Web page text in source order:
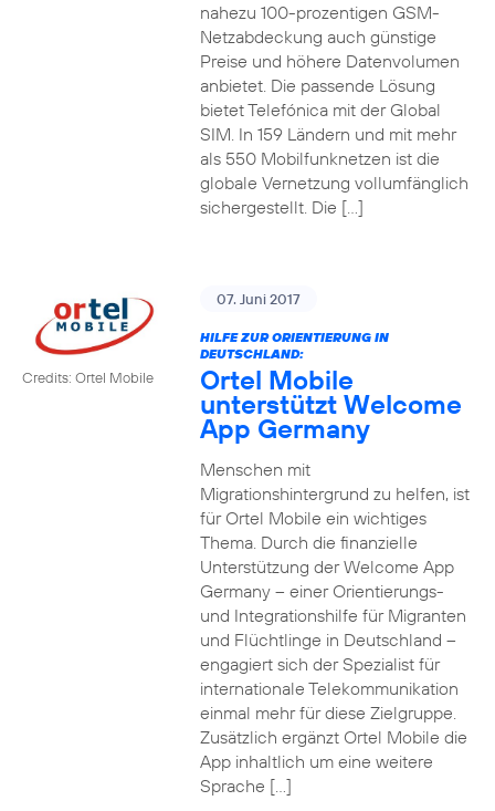
nahezu 100-prozentigen GSM-
Netzabdeckung auch günstige
Preise und höhere Datenvolumen
anbietet. Die passende Lösung
bietet Telefónica mit der Global
SIM. In 159 Ländern und mit mehr
als 550 Mobilfunknetzen ist die
globale Vernetzung vollumfänglich
sichergestellt. Die […]
Credits: Ortel Mobile
07. Juni 2017
HILFE ZUR ORIENTIERUNG IN
DEUTSCHLAND:
Ortel Mobile
unterstützt Welcome
App Germany
Menschen mit
Migrationshintergrund zu helfen, ist
für Ortel Mobile ein wichtiges
Thema. Durch die finanzielle
Unterstützung der Welcome App
Germany – einer Orientierungs-
und Integrationshilfe für Migranten
und Flüchtlinge in Deutschland –
engagiert sich der Spezialist für
internationale Telekommunikation
einmal mehr für diese Zielgruppe.
Zusätzlich ergänzt Ortel Mobile die
App inhaltlich um eine weitere
Sprache […]